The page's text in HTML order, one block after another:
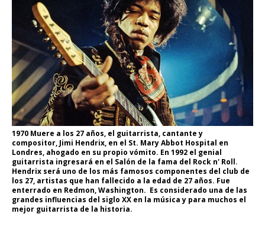
1970 Muere a los 27 años, el guitarrista, cantante y
compositor, Jimi Hendrix, en el St. Mary Abbot Hospital en
Londres, ahogado en su propio vómito. En 1992 el genial
guitarrista ingresará en el Salón de la fama del Rock n' Roll.
Hendrix será uno de los más famosos componentes del club de
los 27, artistas que han fallecido a la edad de 27 años. Fue
enterrado en Redmon, Washington. Es considerado una de las
grandes influencias del siglo XX en la música y para muchos el
mejor guitarrista de la historia.